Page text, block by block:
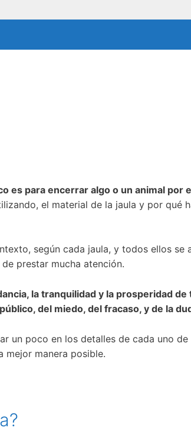
es para encerrar algo o un animal por
el material de la jaula y por qué
según cada jaula, y todos ellos se
prestar mucha atención.
la tranquilidad y la prosperidad de
del miedo, del fracaso, y de la
un poco en los detalles de cada uno
mejor manera posible.